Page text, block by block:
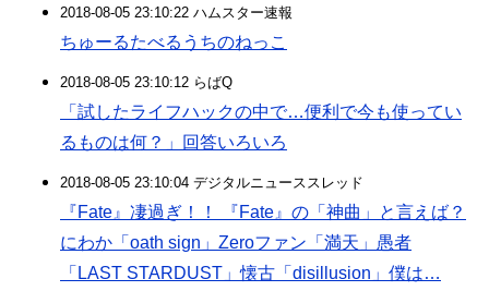
2018-08-05 23:10:22 ハムスター速報
ちゅーるたべるうちのねっこ
2018-08-05 23:10:12 らばQ
「試したライフハックの中で…便利で今も使ってい
るものは何？」回答いろいろ
2018-08-05 23:10:04 デジタルニューススレッド
『Fate』凄過ぎ！！ 『Fate』の「神曲」と言えば？
にわか「oath sign」Zeroファン「満天」愚者
「LAST STARDUST」懐古「disillusion」僕は…